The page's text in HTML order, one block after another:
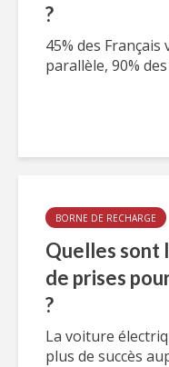
?
45% des
parallèle, 90%
BORNE DE RECHARGE
Quelles sont
de prises
?
La voiture
plus de succès